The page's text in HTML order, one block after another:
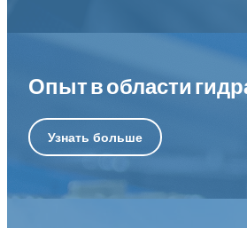
Опыт в области
Узнать больше